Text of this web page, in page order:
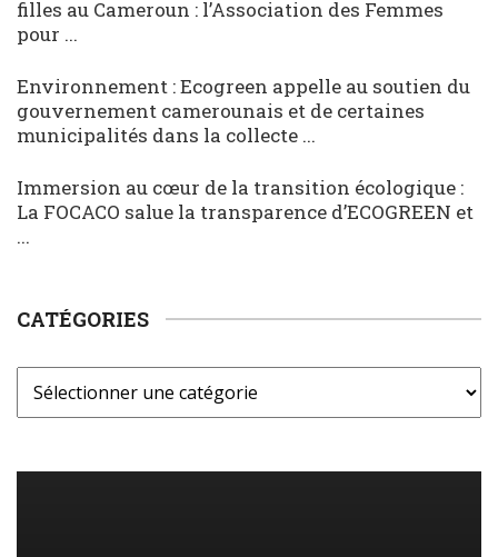
filles au Cameroun : l’Association des Femmes
pour ...
Environnement : Ecogreen appelle au soutien du
gouvernement camerounais et de certaines
municipalités dans la collecte ...
Immersion au cœur de la transition écologique :
La FOCACO salue la transparence d’ECOGREEN et
...
CATÉGORIES